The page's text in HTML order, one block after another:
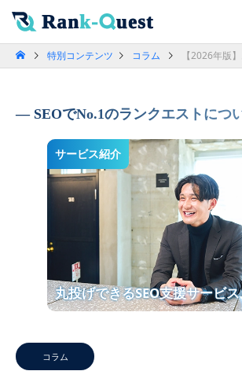
特別コンテンツ コラム 【2026年版】おす
SEOでNo.1のランクエストにつ
サービス紹介
丸投げできるSEO支援サービス
コラム